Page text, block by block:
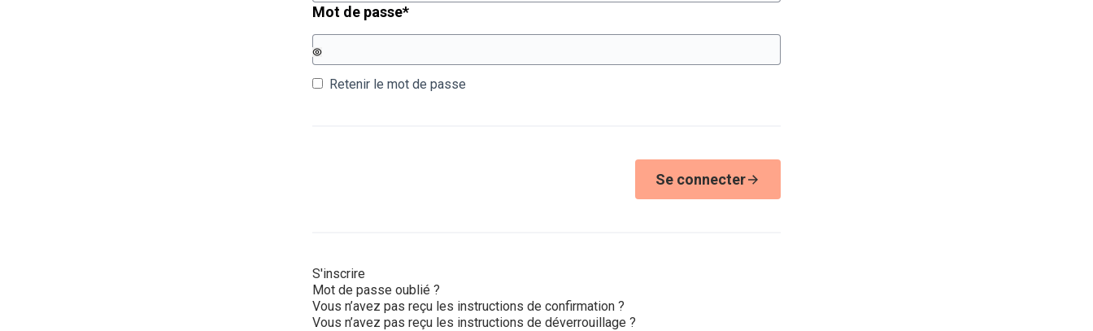
Mot de passe*Champ obligatoire
Retenir le mot de passe
Se connecter
S'inscrire
Mot de passe oublié ?
Vous n’avez pas reçu les instructions de confirmation ?
Vous n’avez pas reçu les instructions de déverrouillage ?